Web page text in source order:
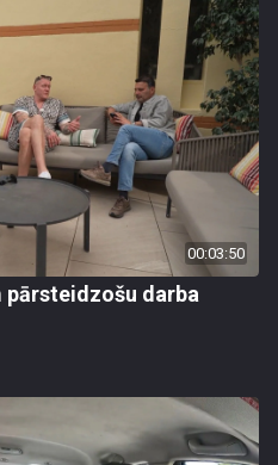
00:03:50
pārsteidzošu darba